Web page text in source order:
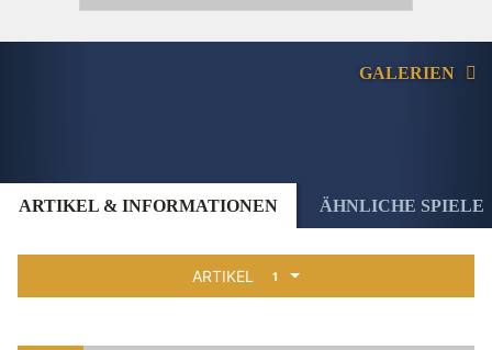
GALERIEN
ARTIKEL & INFORMATIONEN ÄHNLICHE SPIELE
ARTIKEL 1